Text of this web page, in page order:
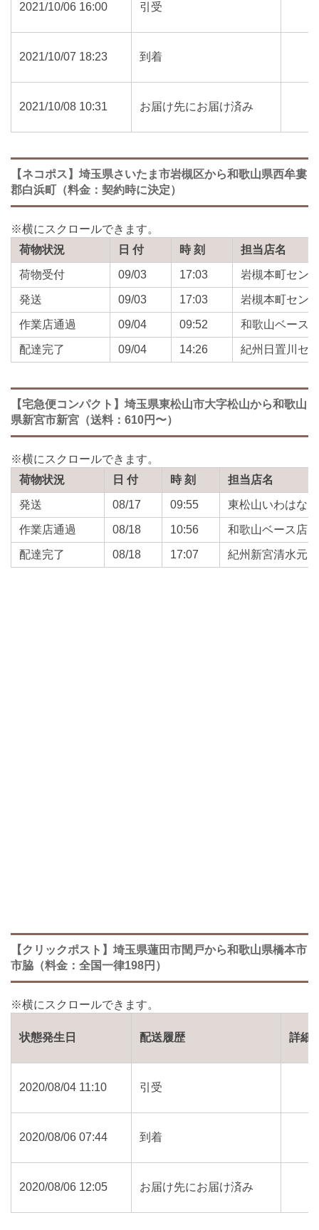
2021/10/06 16:00 引受
2021/10/07 18:23 到着
2021/10/08 10:31 お届け先にお届け済み
【ネコポス】埼玉県さいたま市岩槻区から和歌山県西牟婁
郡白浜町（料金：契約時に決定）
荷物状況 日 付 時 刻 担当店名
荷物受付 09/03 17:03 岩槻本町セン
発送 09/03 17:03 岩槻本町セン
作業店通過 09/04 09:52 和歌山ベース
配達完了 09/04 14:26 紀州日置川セ
【宅急便コンパクト】埼玉県東松山市大字松山から和歌山
県新宮市新宮（送料：610円〜）
荷物状況 日 付 時 刻 担当店名
発送 08/17 09:55 東松山いわはな
作業店通過 08/18 10:56 和歌山ベース店
配達完了 08/18 17:07 紀州新宮清水元
【クリックポスト】埼玉県蓮田市閏戸から和歌山県橋本市
市脇（料金：全国一律198円）
状態発生日 配送履歴 詳細
2020/08/04 11:10 引受
2020/08/06 07:44 到着
2020/08/06 12:05 お届け先にお届け済み